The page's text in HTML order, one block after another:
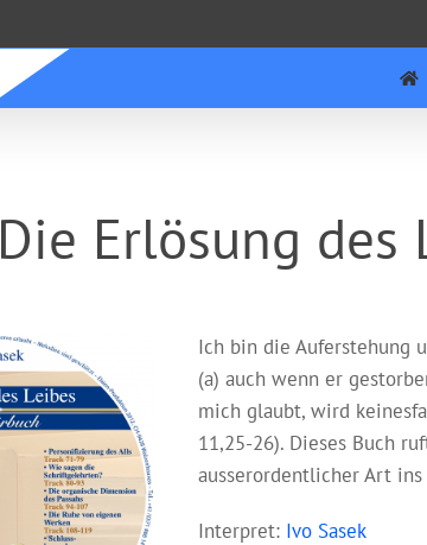
Die Erlösung des
Ich bin die Auferstehung
(a) auch wenn er
mich glaubt, wird
11,25-26). Dieses Buch
ausserordentlicher Art
Interpret: Ivo Sasek